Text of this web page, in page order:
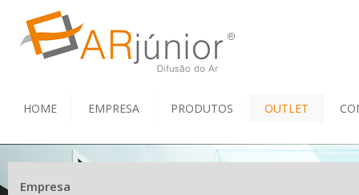
HOME EMPRESA PRODUTOS OUTLET
Empresa